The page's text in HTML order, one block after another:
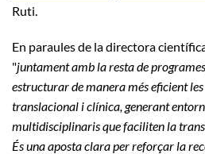
Ruti.
En paraules de la directora
"juntament amb la resta de
estructurar de manera més eficient
translacional i clínica, generant
multidisciplinaris que faciliten la
És una aposta clara per reforçar la